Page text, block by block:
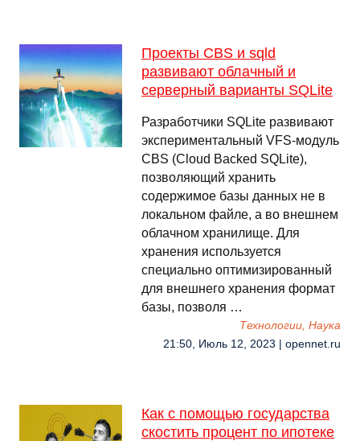
Проекты CBS и sqld
развивают облачный и
серверный варианты SQLite
Разработчики SQLite развивают
экспериментальный VFS-модуль
CBS (Cloud Backed SQLite),
позволяющий хранить
содержимое базы данных не в
локальном файле, а во внешнем
облачном хранилище. Для
хранения используется
специально оптимизированный
для внешнего хранения формат
базы, позволя …
Технологии, Наука
21:50, Июль 12, 2023 | opennet.ru
Как с помощью государства
скостить процент по ипотеке